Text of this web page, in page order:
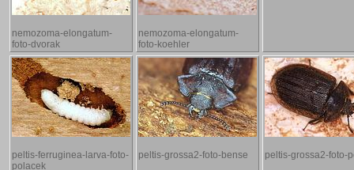
nemozoma-elongatum-
foto-dvorak
nemozoma-elongatum-
foto-koehler
peltis-ferruginea-larva-foto-
polacek
peltis-grossa2-foto-bense peltis-grossa2-foto-